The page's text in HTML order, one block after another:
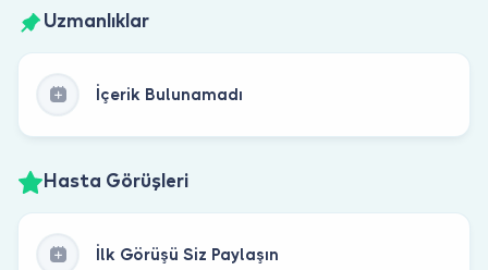
Uzmanlıklar
İçerik Bulunamadı
Hasta Görüşleri
İlk Görüşü Siz Paylaşın